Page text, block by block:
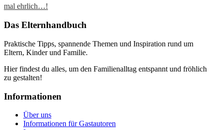
mal ehrlich…!
Das Elternhandbuch
Praktische Tipps, spannende Themen und Inspiration rund um
Eltern, Kinder und Familie.
Hier findest du alles, um den Familienalltag entspannt und fröhlich
zu gestalten!
Informationen
Über uns
Informationen für Gastautoren